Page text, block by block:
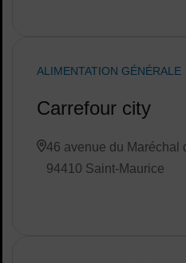
ALIMENTATION GÉNÉRALE
Carrefour city
46 avenue du Maréchal
94410 Saint-Maurice